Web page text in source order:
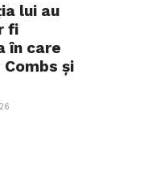
lui au
fi
în care
și